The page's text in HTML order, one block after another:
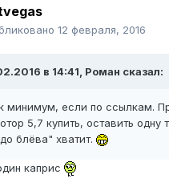
12 февраля, 2016
в 14:41, Роман сказал:
минимум, если по ссылкам.
5,7 купить, оставить одну
блёва" хватит.
каприс